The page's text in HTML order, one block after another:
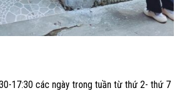
17:30 các ngày trong tuần từ thứ 2- thứ 7